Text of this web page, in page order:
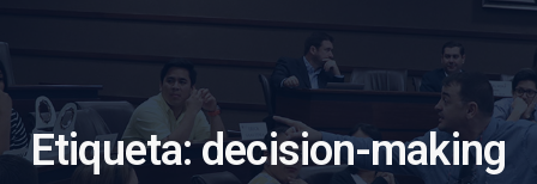
Etiqueta:decision-making